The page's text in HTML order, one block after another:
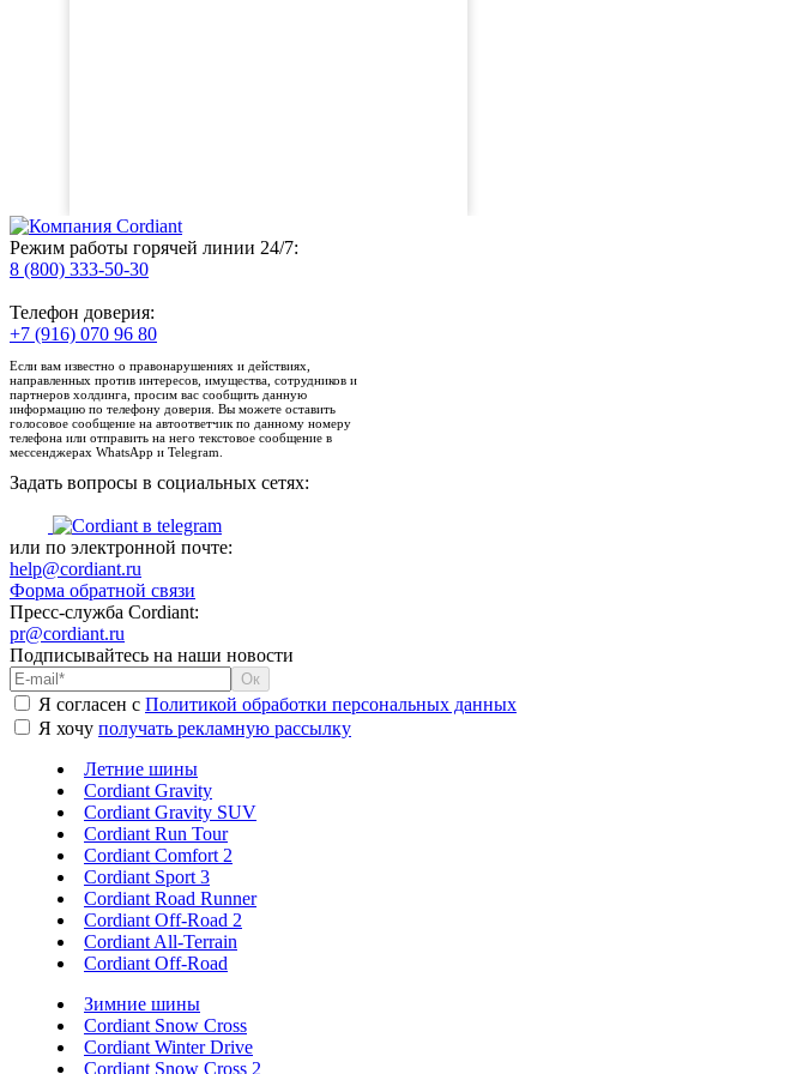
Режим работы горячей линии 24/7:
8 (800) 333-50-30
Телефон доверия:
+7 (916) 070 96 80
Если вам известно о правонарушениях и действиях,
направленных против интересов, имущества, сотрудников и
партнеров холдинга, просим вас сообщить данную
информацию по телефону доверия. Вы можете оставить
голосовое сообщение на автоответчик по данному номеру
телефона или отправить на него текстовое сообщение в
мессенджерах WhatsApp и Telegram.
Задать вопросы в социальных сетях:
или по электронной почте:
help@cordiant.ru
Форма обратной связи
Пресс-служба Cordiant:
pr@cordiant.ru
Подписывайтесь на наши новости
Я согласен с Политикой обработки персональных данных
Я хочу получать рекламную рассылку
Летние шины
Cordiant Gravity
Cordiant Gravity SUV
Cordiant Run Tour
Cordiant Comfort 2
Cordiant Sport 3
Cordiant Road Runner
Cordiant Off-Road 2
Cordiant All-Terrain
Cordiant Off-Road
Зимние шины
Cordiant Snow Cross
Cordiant Winter Drive
Cordiant Snow Cross 2